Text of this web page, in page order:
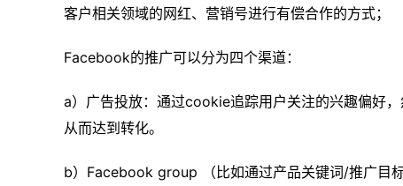
客户相关领域的网红、营销号进行有偿合作的方式；
Facebook的推广可以分为四个渠道：
a）广告投放：通过cookie追踪用户关注的兴趣偏好
从而达到转化。
b）Facebook group （比如通过产品关键词/推广目